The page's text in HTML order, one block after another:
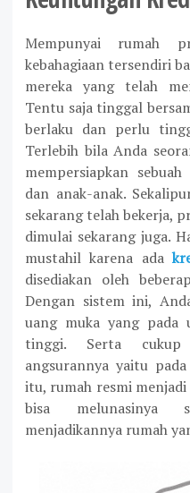
Mempunyai rumah
kebahagiaan tersendiri
mereka yang telah
Tentu saja tinggal
berlaku dan perlu
Terlebih bila Anda
mempersiapkan
dan anak-anak.
sekarang telah bekerja,
dimulai sekarang juga.
mustahil karena ada
disediakan oleh
Dengan sistem ini,
uang muka yang pada
tinggi. Serta
angsurannya yaitu
itu, rumah resmi
bisa melunasinya
menjadikannya rumah